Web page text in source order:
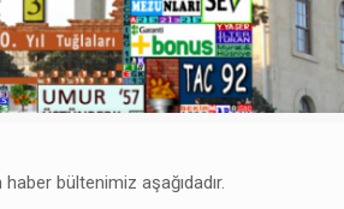
bültenimiz aşağıdadır.